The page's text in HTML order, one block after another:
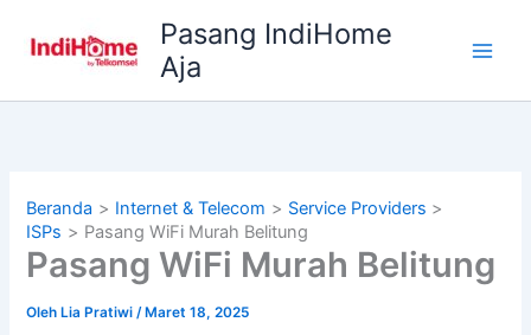
Pasang IndiHome
Aja
Beranda Internet & Telecom
Service Providers
ISPs
Pasang WiFi Murah Belitung
Pasang WiFi Murah Belitung
Oleh Lia Pratiwi/ Maret 18, 2025